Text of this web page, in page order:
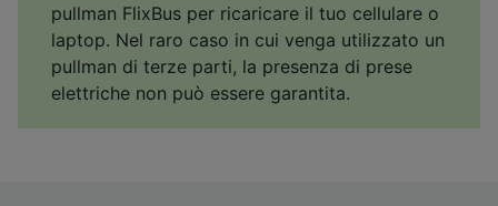
pullman FlixBus per ricaricare il tuo cellulare o
laptop. Nel raro caso in cui venga utilizzato un
pullman di terze parti, la presenza di prese
elettriche non può essere garantita.